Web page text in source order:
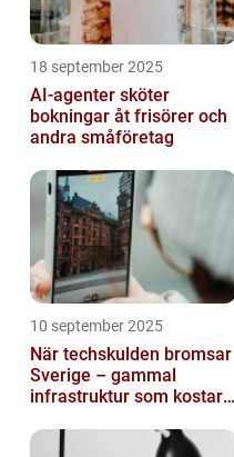
18 september 2025
AI-agenter sköter
bokningar åt frisörer och
andra småföretag
10 september 2025
När techskulden bromsar
Sverige – gammal
infrastruktur som kostar